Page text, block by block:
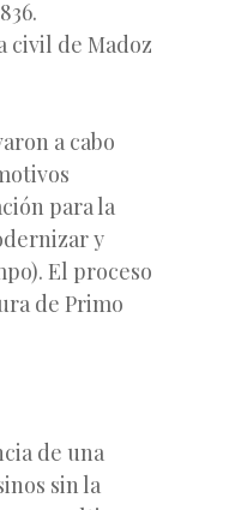
civil de Madoz
a cabo
para la
y
El proceso
de Primo
de una
sin la